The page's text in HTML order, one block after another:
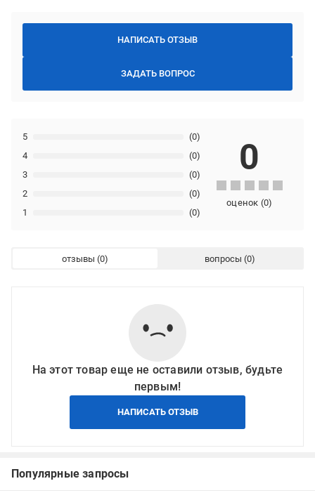
НАПИСАТЬ ОТЗЫВ
ЗАДАТЬ ВОПРОС
1 (0)
2 (0)
3 (0)
4 (0)
5 (0)
0
оценок (0)
отзывы вопросы
На этот товар еще не оставили отзыв, будьте
первым!
НАПИСАТЬ ОТЗЫВ
Популярные запросы